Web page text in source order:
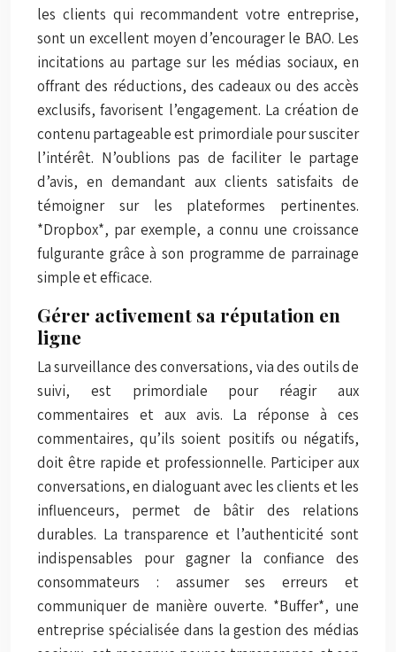
les clients qui recommandent votre entreprise,
sont un excellent moyen d’encourager le BAO. Les
incitations au partage sur les médias sociaux, en
offrant des réductions, des cadeaux ou des accès
exclusifs, favorisent l’engagement. La création de
contenu partageable est primordiale pour susciter
l’intérêt. N’oublions pas de faciliter le partage
d’avis, en demandant aux clients satisfaits de
témoigner sur les plateformes pertinentes.
*Dropbox*, par exemple, a connu une croissance
fulgurante grâce à son programme de parrainage
simple et efficace.
Gérer activement sa réputation en
ligne
La surveillance des conversations, via des outils de
suivi, est primordiale pour réagir aux
commentaires et aux avis. La réponse à ces
commentaires, qu’ils soient positifs ou négatifs,
doit être rapide et professionnelle. Participer aux
conversations, en dialoguant avec les clients et les
influenceurs, permet de bâtir des relations
durables. La transparence et l’authenticité sont
indispensables pour gagner la confiance des
consommateurs : assumer ses erreurs et
communiquer de manière ouverte. *Buffer*, une
entreprise spécialisée dans la gestion des médias